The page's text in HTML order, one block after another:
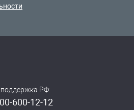
РФ:
600-12-12